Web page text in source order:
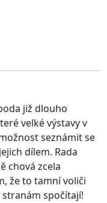
již dlouho
velké výstavy v
seznámit se
dílem. Rada
chová zcela
že to tamní voliči
spočítají!